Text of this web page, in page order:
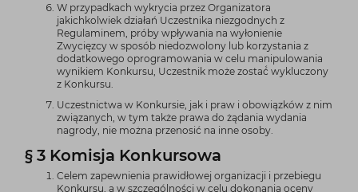
W przypadkach wykrycia przez Organizatora
jakichkolwiek działań Uczestnika niezgodnych z
Regulaminem, próby wpływania na wyłonienie
Zwycięzcy w sposób niedozwolony lub korzystania z
dodatkowego oprogramowania w celu manipulowania
wynikiem Konkursu, Uczestnik może zostać́ wykluczony
z Konkursu.
Uczestnictwa w Konkursie, jak i praw i obowiązków z nim
związanych, w tym także prawa do żądania wydania
nagrody, nie można przenosić na inne osoby.
§ 3 Komisja Konkursowa
Celem zapewnienia prawidłowej organizacji i przebiegu
Konkursu, a w szczególności w celu dokonania oceny